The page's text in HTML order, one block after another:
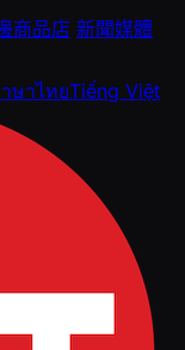
商品店 新聞媒體
ษาไทยTiếng Việt